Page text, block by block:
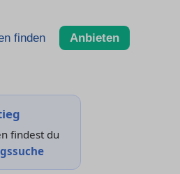
finden Anbieten
findest du